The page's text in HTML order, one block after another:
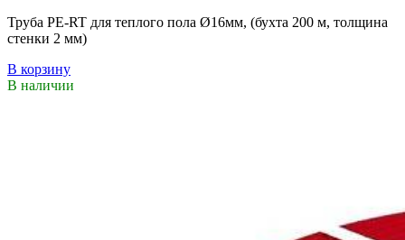
Труба PE-RT для теплого пола Ø16мм, (бухта 200 м, толщина
стенки 2 мм)
В корзину
В наличии